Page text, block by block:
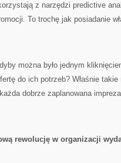
z narzędzi predictive
To trochę jak posiadanie
można było jednym
do ich potrzeb? Właśnie
dobrze zaplanowana
rewolucję w organizacji